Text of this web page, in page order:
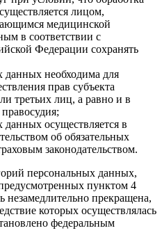
лицом,
медицинской
в соответствии с
Федерации сохранять
данных необходима для
прав субъекта
третьих лиц, а равно и в
данных осуществляется в
об обязательных
законодательством.
персональных данных,
пунктом 4
прекращена,
которых осуществлялась
федеральным